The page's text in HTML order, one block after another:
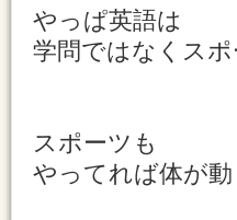
やっぱ英語は
学問ではなくスポ
スポーツも
やってれば体が動